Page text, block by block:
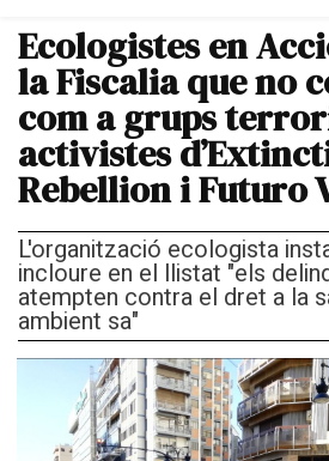
Ecologistes en
la Fiscalia que no
com a grups
activistes
Rebellion i Futuro
L'organització ecologista
incloure en el llistat "els
atempten contra el dret a la
ambient sa"